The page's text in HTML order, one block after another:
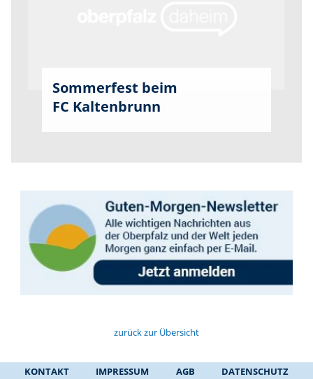
Sommerfest beim
FC Kaltenbrunn
zurück zur Übersicht
KONTAKT IMPRESSUM AGB DATENSCHUTZ